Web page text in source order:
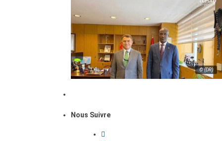
© (DR)
Nous Suivre